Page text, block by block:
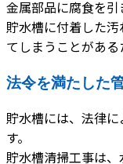
金属部品に腐食を引
貯水槽に付着した
てしまうことがある
法令を満たした
貯水槽には、法律
す。
貯水槽清掃工事は